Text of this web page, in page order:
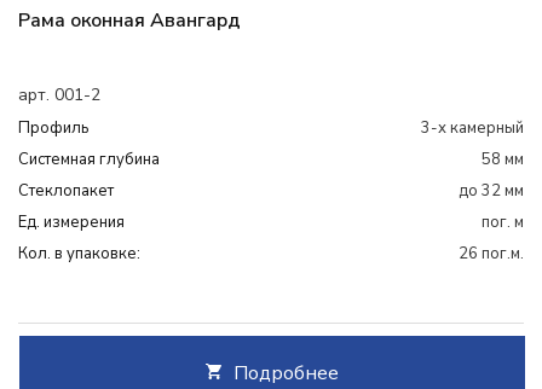
Рама оконная Авангард
арт. 001-2
Профиль
3-х камерный
Системная глубина
58 мм
Cтеклопакет
до 32 мм
Ед. измерения
пог. м
Кол. в упаковке:
26 пог.м.
Подробнее